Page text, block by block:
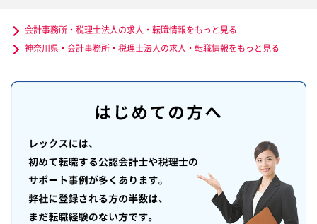
会計事務所・税理士法人の求人・転職情報をもっと見る
神奈川県・会計事務所・税理士法人の求人・転職情報をもっと見る